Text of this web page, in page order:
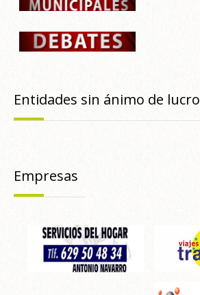
Entidades sin ánimo de lucro
Empresas